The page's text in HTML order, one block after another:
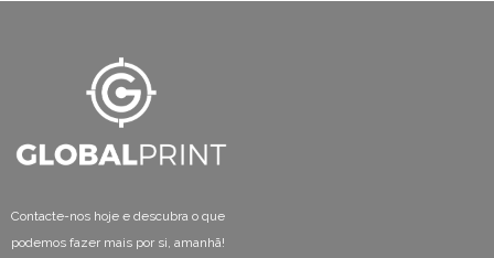
Contacte-nos hoje e descubra o que
podemos fazer mais por si, amanhã!